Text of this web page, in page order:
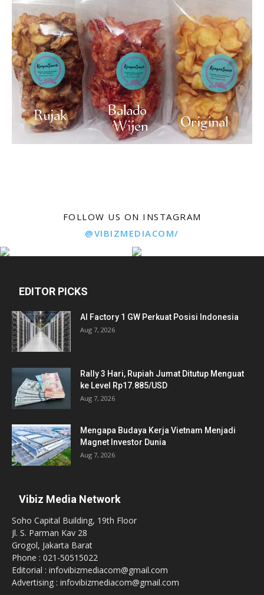
FOLLOW US ON INSTAGRAM
@VIBIZMEDIACOM/
EDITOR PICKS
AI Factory 1 GW Perkuat Posisi Indonesia
Aug 7, 2026
Rally 3 Hari, Rupiah Jumat Ditutup Menguat
ke Level Rp17.885/USD
Aug 7, 2026
Mengapa Budaya Kerja Vietnam Menjadi
Magnet Investor Dunia
Aug 7, 2026
Vibiz Media Network
Soho Capital Building, 19th Floor
Jl. S. Parman Kav 28
Grogol, Jakarta Barat
Phone : 021-50515022
Editorial : infovibizmediacom@gmail.com
Advertising : infovibizmediacom@gmail.com